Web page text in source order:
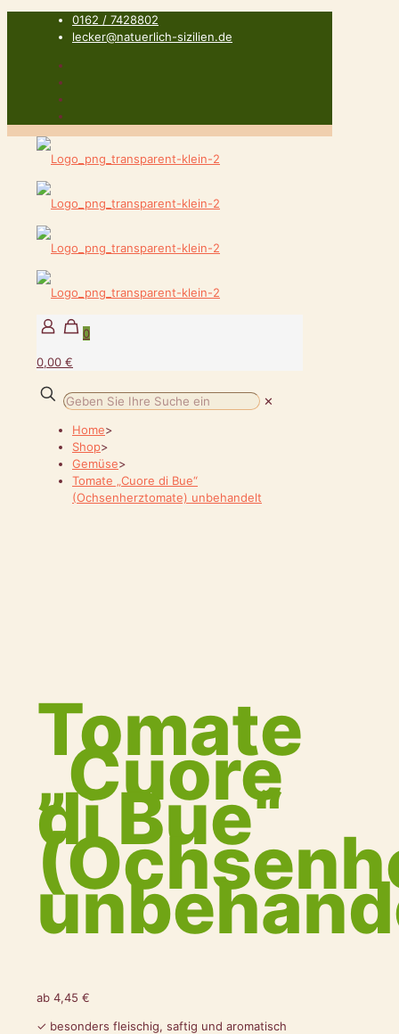
0162 / 7428802
lecker@natuerlich-sizilien.de
0
0,00 €
✕
Home>
Shop>
Gemüse>
Tomate „Cuore di Bue“
(Ochsenherztomate) unbehandelt
Tomate
„Cuore
di Bue“
ab 4,45 €
✓ besonders fleischig, saftig und aromatisch